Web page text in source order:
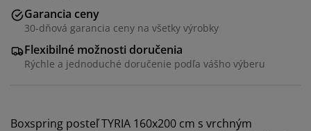
Garancia ceny
30-dňová garancia ceny na všetky výrobky
Flexibilné možnosti doručenia
Rýchle a jednoduché doručenie podľa vášho výberu
Boxspring posteľ TYRIA 160x200 cm s vrchným